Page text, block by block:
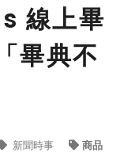
線上畢
畢典不
新聞時事 商品